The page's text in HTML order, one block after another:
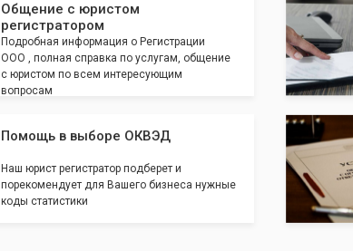
Общение с юристом
регистратором
Подробная информация о Регистрации
ООО , полная справка по услугам, общение
с юристом по всем интересующим
вопросам
Помощь в выборе ОКВЭД
Наш юрист регистратор подберет и
порекомендует для Вашего бизнеса нужные
коды статистики